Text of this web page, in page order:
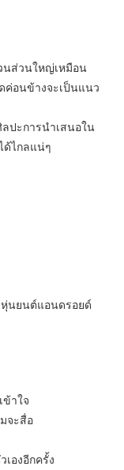
นส่วนใหญ่เหมือน
ค่อนข้างจะเป็นแนว
ปะการนำเสนอใน
ด้ไกลแน่ๆ
นยนต์แอนดรอยด์
าใจ
จะสื่อ
องอีกครั้ง